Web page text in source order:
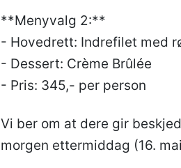
**Menyvalg 2:**
- Hovedrett: Indrefilet med
- Dessert: Crème Brûlée
- Pris: 345,- per person
Vi ber om at dere gir
morgen ettermiddag (16.